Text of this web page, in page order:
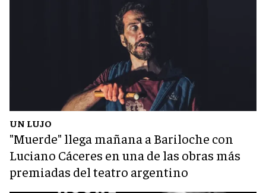
UN LUJO
"Muerde" llega mañana a Bariloche con
Luciano Cáceres en una de las obras más
premiadas del teatro argentino